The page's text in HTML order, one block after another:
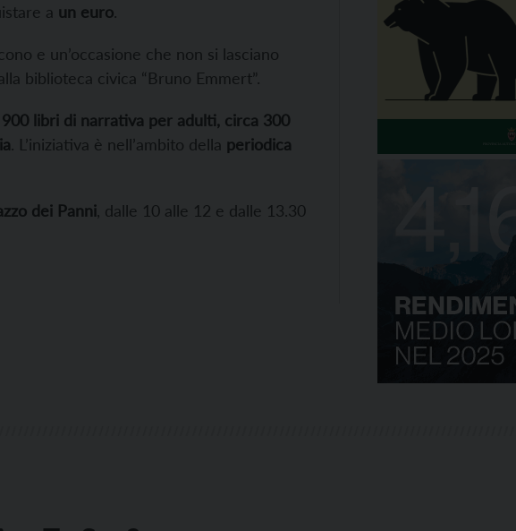
a un euro.
e un’occasione che non si lasciano
biblioteca civica “Bruno Emmert”.
900 libri di narrativa per adulti, circa 300
. L’iniziativa è nell’ambito della periodica
dei Panni , dalle 10 alle 12 e dalle 13.30